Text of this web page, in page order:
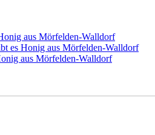
aus Mörfelden-Walldorf
es Honig aus Mörfelden-Walldorf
aus Mörfelden-Walldorf